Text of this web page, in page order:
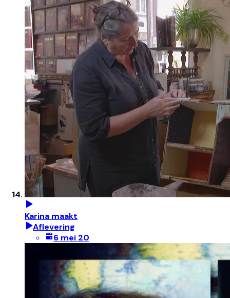
Karina maakt
Aflevering
6 mei 20